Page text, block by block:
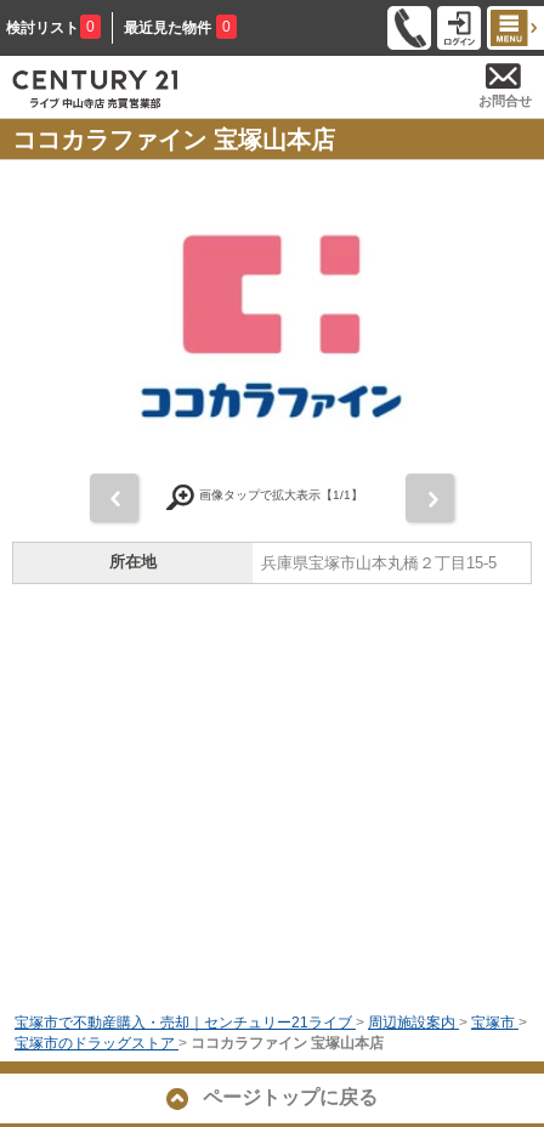
検討リスト 0 最近見た物件 0
お問合せ
ココカラファイン 宝塚山本店
画像タップで拡大表示【1/1】
所在地 兵庫県宝塚市山本丸橋２丁目15-5
宝塚市で不動産購入・売却｜センチュリー21ライブ > 周辺施設案内 > 宝塚市 >
宝塚市のドラッグストア > ココカラファイン 宝塚山本店
ページトップに戻る